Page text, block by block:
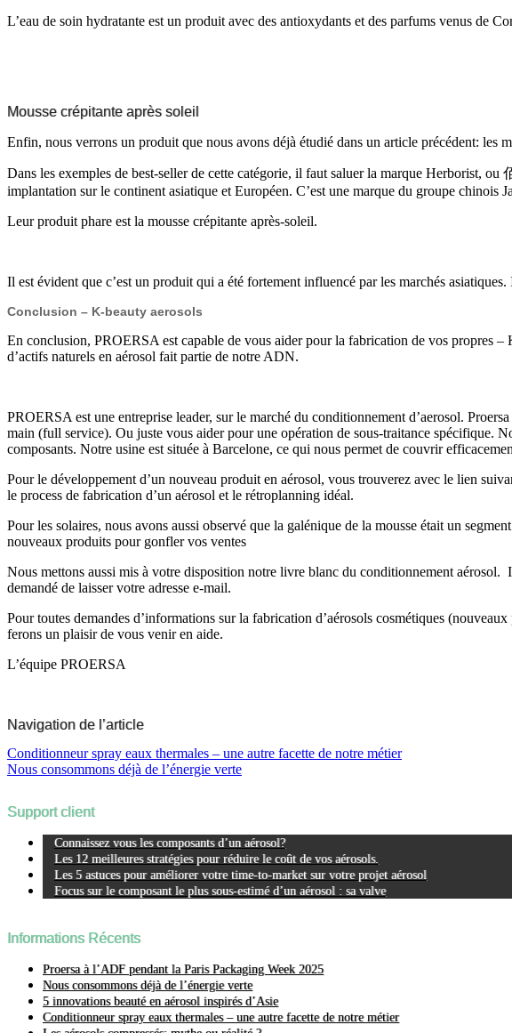
L’eau de soin hydratante est un produit avec des antioxydants et des parfums venus de
Mousse crépitante après soleil
Enfin, nous verrons un produit que nous avons déjà étudié dans un article précédent: les
Dans les exemples de best-seller de cette catégorie, il faut saluer la marque Herborist,
implantation sur le continent asiatique et Européen. C’est une marque du groupe chinois
Leur produit phare est la mousse crépitante après-soleil.
Il est évident que c’est un produit qui a été fortement influencé par les marchés
Conclusion – K-beauty aerosols
En conclusion, PROERSA est capable de vous aider pour la fabrication de vos propres
d’actifs naturels en aérosol fait partie de notre ADN.
PROERSA est une entreprise leader, sur le marché du conditionnement d’aerosol.
main (full service). Ou juste vous aider pour une opération de sous-traitance spécifique.
composants. Notre usine est située à Barcelone, ce qui nous permet de couvrir
Pour le développement d’un nouveau produit en aérosol, vous trouverez avec le lien
le process de fabrication d’un aérosol et le rétroplanning idéal.
Pour les solaires, nous avons aussi observé que la galénique de la mousse était un
nouveaux produits pour gonfler vos ventes
Nous mettons aussi mis à votre disposition notre livre blanc du conditionnement aérosol.
demandé de laisser votre adresse e-mail.
Pour toutes demandes d’informations sur la fabrication d’aérosols cosmétiques
ferons un plaisir de vous venir en aide.
L’équipe PROERSA
Navigation de l’article
Conditionneur spray eaux thermales – une autre facette de notre métier
Nous consommons déjà de l’énergie verte
Support client
Connaissez vous les composants d’un aérosol?
Les 12 meilleures stratégies pour réduire le coût de vos aérosols.
Les 5 astuces pour améliorer votre time-to-market sur votre projet aérosol
Focus sur le composant le plus sous-estimé d’un aérosol : sa valve
Informations Récents
Proersa à l’ADF pendant la Paris Packaging Week 2025
Nous consommons déjà de l’énergie verte
5 innovations beauté en aérosol inspirés d’Asie
Conditionneur spray eaux thermales – une autre facette de notre métier